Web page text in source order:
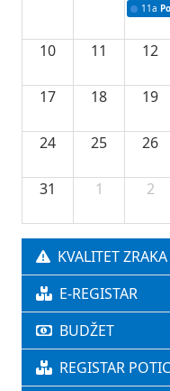
11a
10 11 12
17 18 19
24 25 26
31 1 2
KVALITET ZRAKA
E-REGISTAR
BUDŽET
REGISTAR